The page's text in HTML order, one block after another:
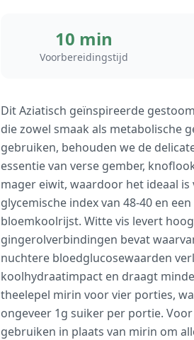
10 min
Voorbereidingstijd
Dit Aziatisch geïnspireerde
die zowel smaak als metabolische
gebruiken, behouden we de
essentie van verse gember,
mager eiwit, waardoor het ideaal
glycemische index van 48-40 en
bloemkoolrijst. Witte vis levert
gingerolverbindingen bevat
nuchtere bloedglucosewaarden
koolhydraatimpact en draagt
theelepel mirin voor vier porties,
ongeveer 1g suiker per portie.
gebruiken in plaats van mirin om